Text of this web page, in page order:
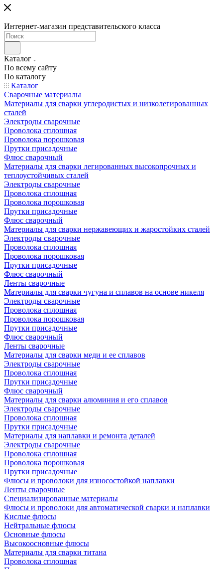
Интернет-магазин представительского класса
Каталог
По всему сайту
По каталогу
Каталог
Сварочные материалы
Материалы для сварки углеродистых и низколегированных
сталей
Электроды сварочные
Проволока сплошная
Проволока порошковая
Прутки присадочные
Флюс сварочный
Материалы для сварки легированных высокопрочных и
теплоустойчивых сталей
Электроды сварочные
Проволока сплошная
Проволока порошковая
Прутки присадочные
Флюс сварочный
Материалы для сварки нержавеющих и жаростойких сталей
Электроды сварочные
Проволока сплошная
Проволока порошковая
Прутки присадочные
Флюс сварочный
Ленты сварочные
Материалы для сварки чугуна и сплавов на основе никеля
Электроды сварочные
Проволока сплошная
Проволока порошковая
Прутки присадочные
Флюс сварочный
Ленты сварочные
Материалы для сварки меди и ее сплавов
Электроды сварочные
Проволока сплошная
Прутки присадочные
Флюс сварочный
Материалы для сварки алюминия и его сплавов
Электроды сварочные
Проволока сплошная
Прутки присадочные
Материалы для наплавки и ремонта деталей
Электроды сварочные
Проволока сплошная
Проволока порошковая
Прутки присадочные
Флюсы и проволоки для износостойкой наплавки
Ленты сварочные
Специализированные материалы
Флюсы и проволоки для автоматической сварки и наплавки
Кислые флюсы
Нейтральные флюсы
Основные флюсы
Высокоосновные флюсы
Материалы для сварки титана
Проволока сплошная